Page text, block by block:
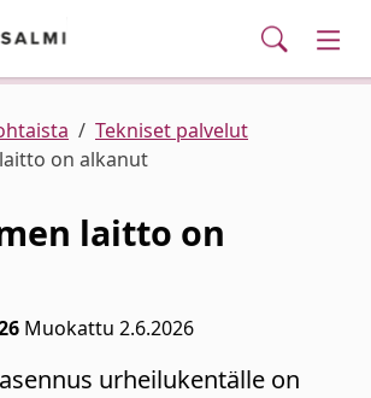
Haku
aika ja nuoret
Tekniset palvelut
on alkanut
laitto on
Muokattu 2.6.2026
urheilukentälle on